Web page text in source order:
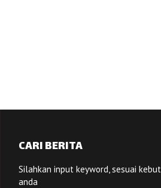
CARI BERITA
Silahkan input keyword, sesuai
anda